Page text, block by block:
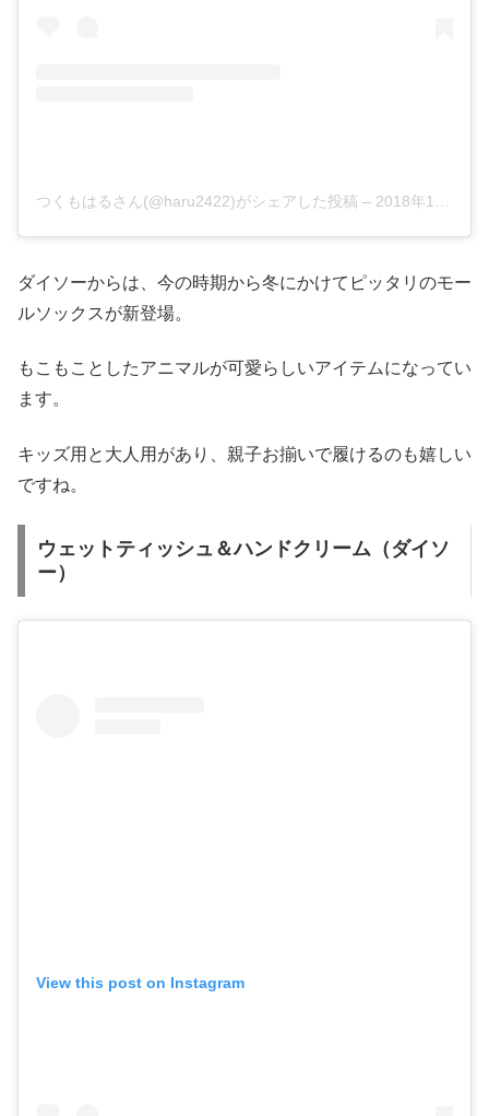
つくもはるさん(@haru2422)がシェアした投稿 – 2018年10月月20日午後9時59分PDT
ダイソーからは、今の時期から冬にかけてピッタリのモー
ルソックスが新登場。
もこもことしたアニマルが可愛らしいアイテムになってい
ます。
キッズ用と大人用があり、親子お揃いで履けるのも嬉しい
ですね。
ウェットティッシュ＆ハンドクリーム（ダイソ
ー）
View this post on Instagram